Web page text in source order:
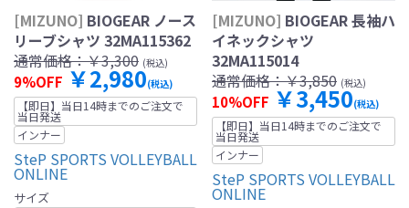
[MIZUNO] BIOGEAR ノース
リーブシャツ 32MA115362
通常価格：￥3,300 (税込)
9%OFF￥2,980(税込)
【即日】当日14時までのご注文で
当日発送
インナー
SteP SPORTS VOLLEYBALL
ONLINE
サイズ
[MIZUNO] BIOGEAR 長袖ハ
イネックシャツ
32MA115014
通常価格：￥3,850 (税込)
10%OFF ￥3,450(税込)
【即日】当日14時までのご注文で
当日発送
インナー
SteP SPORTS VOLLEYBALL
ONLINE